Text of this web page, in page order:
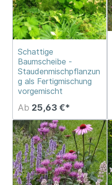
Schattige
Baumscheibe -
Staudenmischpflanzun
g als Fertigmischung
vorgemischt
Ab 25,63 €*